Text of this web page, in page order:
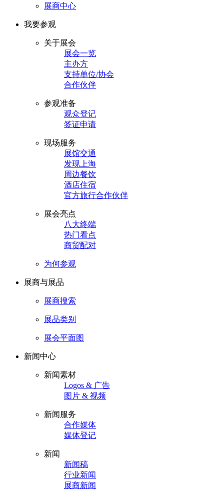
展商中心
我要参观
关于展会
展会一览
主办方
支持单位/协会
合作伙伴
参观准备
观众登记
签证申请
现场服务
展馆交通
发现上海
周边餐饮
酒店住宿
官方旅行合作伙伴
展会亮点
八大终端
热门看点
商贸配对
为何参观
展商与展品
展商搜索
展品类别
展会平面图
新闻中心
新闻素材
Logos & 广告
图片 & 视频
新闻服务
合作媒体
媒体登记
新闻
新闻稿
行业新闻
展商新闻